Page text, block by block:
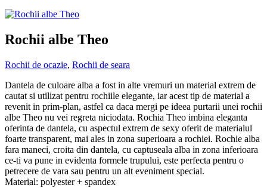
Rochii albe Theo
Rochii de ocazie, Rochii de seara
Dantela de culoare alba a fost in alte vremuri un material extrem de
cautat si utilizat pentru rochiile elegante, iar acest tip de material a
revenit in prim-plan, astfel ca daca mergi pe ideea purtarii unei rochii
albe Theo nu vei regreta niciodata. Rochia Theo imbina eleganta
oferinta de dantela, cu aspectul extrem de sexy oferit de materialul
foarte transparent, mai ales in zona superioara a rochiei. Rochie alba
fara maneci, croita din dantela, cu captuseala alba in zona inferioara
ce-ti va pune in evidenta formele trupului, este perfecta pentru o
petrecere de vara sau pentru un alt eveniment special.
Material: polyester + spandex